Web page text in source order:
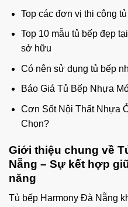
Top các đơn vị thi công
Top 10 mẫu tủ bếp đẹp
sở hữu
Có nên sử dụng tủ bếp
Báo Giá Tủ Bếp Nhựa
Cơn Sốt Nội Thất Nhựa
Chọn?
Giới thiệu chung về
Nẵng – Sự kết hợp
năng
Tủ bếp Harmony Đà Nẵng